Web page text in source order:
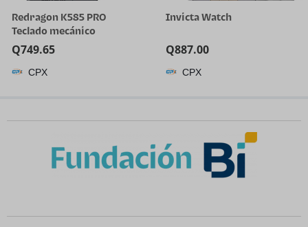
Redragon K585 PRO
Teclado mecánico
inalámbrico con una sola
mano, 42 teclas, 3 modos
RGB 40% teclado para
On Board Macro Keys
Keyboard, USB Pass-
Q749.65
CPX
Invicta Watch
Q887.00
CPX